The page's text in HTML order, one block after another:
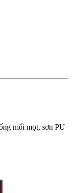
mối mọt, sơn PU